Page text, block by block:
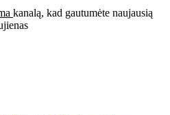
kanalą, kad gautumėte naujausią